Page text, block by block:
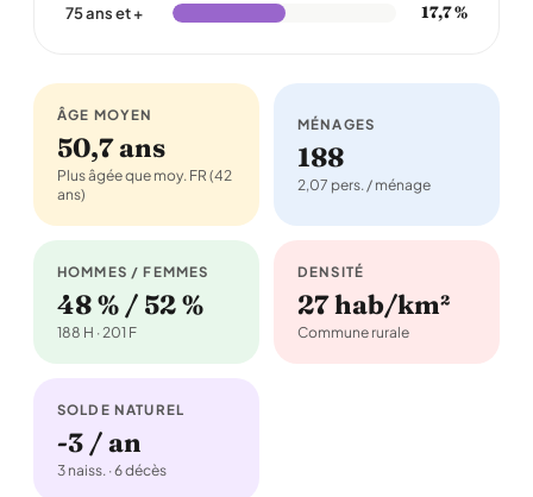
75 ans et + 17,7 %
ÂGE MOYEN
50,7 ans
Plus âgée que moy. FR (42
ans)
MÉNAGES
188
2,07 pers. / ménage
HOMMES / FEMMES
48 % / 52 %
188 H · 201 F
DENSITÉ
27 hab/km²
Commune rurale
SOLDE NATUREL
-3 / an
3 naiss. · 6 décès